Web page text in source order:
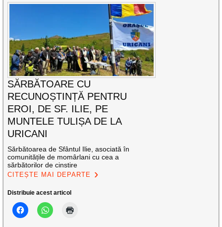
SĂRBĂTOARE CU
RECUNOȘTINȚĂ PENTRU
EROI, DE SF. ILIE, PE
MUNTELE TULIȘA DE LA
URICANI
Sărbătoarea de Sfântul Ilie, asociată în
comunitățile de momârlani cu cea a
sărbătorilor de cinstire
CITEȘTE MAI DEPARTE
Distribuie acest articol